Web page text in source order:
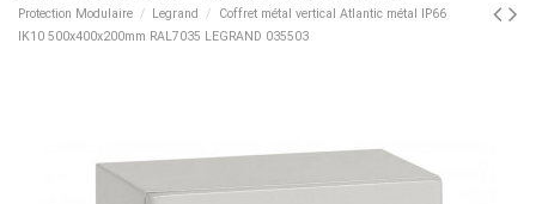
Protection Modulaire
Legrand
Coffret métal vertical Atlantic métal IP66
IK10 500x400x200mm RAL7035 LEGRAND 035503